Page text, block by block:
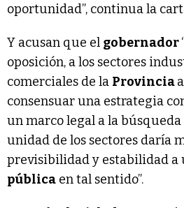
oportunidad”, continua la
Y acusan que el gobernador
oposición, a los sectores
comerciales de la Provincia
consensuar una estrategia
un marco legal a la búsqueda
unidad de los sectores daría
previsibilidad y estabilidad a
pública en tal sentido”.